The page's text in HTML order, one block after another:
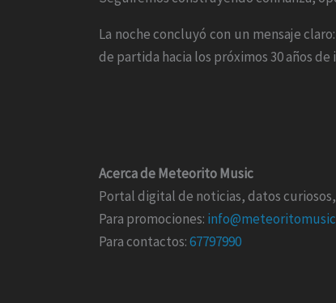
La noche concluyó con un mensaje
de partida hacia los próximos 30 años
Acerca de Meteorito Music
Portal digital de noticias, datos
Para promociones:
Para contactos:67797990